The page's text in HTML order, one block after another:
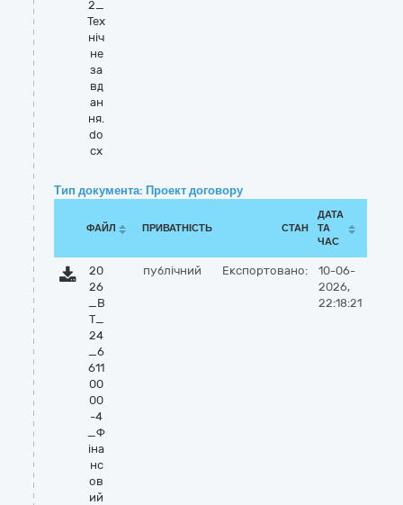
2_
Тех
ніч
не
за
вд
ан
ня.
do
cx
Тип документа: Проект договору
ФАЙЛ ПРИВАТНІСТЬ СТАН
ДАТА
ТА
ЧАС
20
26
_В
Т_
24
_6
611
00
00
-4
_Ф
іна
нс
ов
ий
публічний Експортовано:
10-06-
2026,
22:18:21